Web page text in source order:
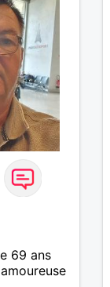
69 ans